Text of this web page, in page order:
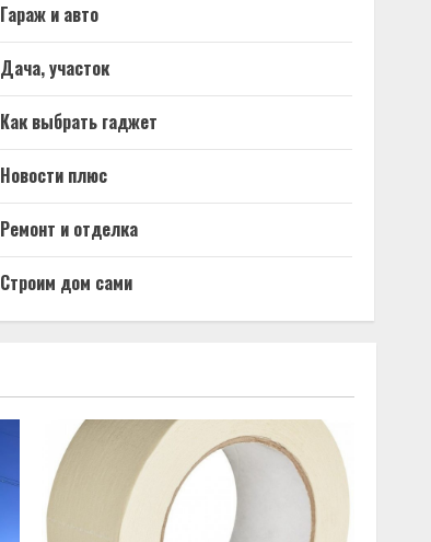
Гараж и авто
Дача, участок
Как выбрать гаджет
Новости плюс
Ремонт и отделка
Строим дом сами